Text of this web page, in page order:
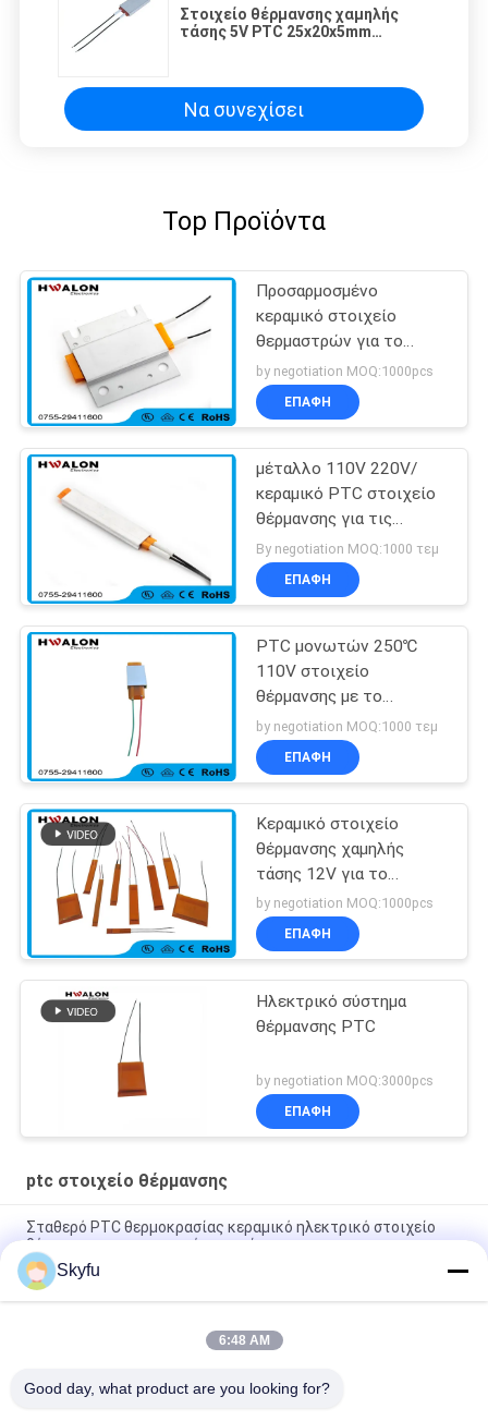
Στοιχείο θέρμανσης χαμηλής
τάσης 5V PTC 25x20x5mm
βαθμοί θερμαστρών
Να συνεχίσει
Top Προϊόντα
Προσαρμοσμένο
κεραμικό στοιχείο
θερμαστρών για το
στεγνωτήρα χεριών με
την κατοικία
ανοξείδωτου
by negotiation MOQ:1000pcs
ΕΠΑΦΉ
μέταλλο 110V 220V/
κεραμικό PTC στοιχείο
θέρμανσης για τις
εγχώριες συσκευές
By negotiation MOQ:1000 τεμ
ΕΠΑΦΉ
PTC μονωτών 250℃
110V στοιχείο
θέρμανσης με το
αλουμίνιο Shell
by negotiation MOQ:1000 τεμ
ΕΠΑΦΉ
Κεραμικό στοιχείο
θέρμανσης χαμηλής
τάσης 12V για το
στεγνωτήρα τρίχας και
straighteners τρίχας
by negotiation MOQ:1000pcs
ΕΠΑΦΉ
Ηλεκτρικό σύστημα
θέρμανσης PTC
by negotiation MOQ:3000pcs
ΕΠΑΦΉ
ptc στοιχείο θέρμανσης
Σταθερό PTC θερμοκρασίας κεραμικό ηλεκτρικό στοιχείο
θέρμανσης με τη μονωμένη ταινία
PTC κεριών στοιχείο θέρμανσης 1 - κεραμικό στοιχείο
θέρμανσης 5000ohms με την ταινία μόνωσης
Ptc αξιοπιστίας ODM cOem υψηλό ηλεκτρικό στοιχείο
Skyfu
6:48 AM
Good day, what product are you looking for?